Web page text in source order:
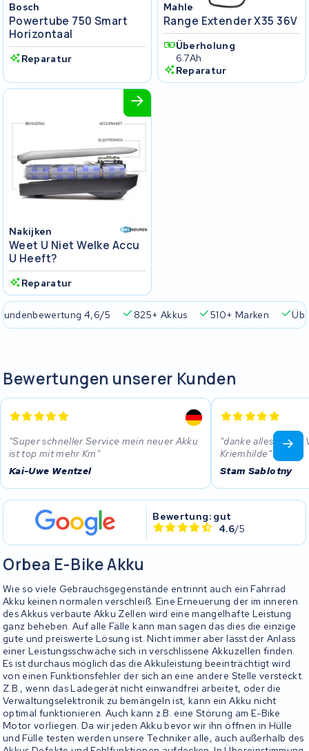
Bosch
Powertube 750 Smart
Horizontaal
Reparatur
Mahle
Range Extender X35 36V
Überholung
6.7Ah
Reparatur
Nakijken
Weet U Niet Welke Accu
U Heeft?
Reparatur
4,6/5 825+ Akkus 510+ Marken
Bewertungen unserer Kunden
Super schneller Service mein neuer Akku
ist top mit mehr Km
Kai-Uwe Wentzel
danke alles ist gut
Kriemhilde
Stam Sablotny
Bewertung: gut
4.6/5
Orbea E-Bike Akku
Wie so viele Gebrauchsgegenstände entrinnt auch ein Fahrrad
Akku keinen normalen verschleiß. Eine Erneuerung der im inneren
des Akkus verbaute Akku Zellen wird eine mangelhafte Leistung
ganz beheben. Auf alle Fälle kann man sagen das dies die einzige
gute und preiswerte Lösung ist. Nicht immer aber lässt der Anlass
einer Leistungsschwäche sich in verschlissene Akkuzellen finden.
Es ist durchaus möglich das die Akkuleistung beeinträchtigt wird
von einen Funktionsfehler der sich an eine andere Stelle versteckt.
Z.B., wenn das Ladegerät nicht einwandfrei arbeitet, oder die
Verwaltungselektronik zu bemängeln ist, kann ein Akku nicht
optimal funktionieren. Auch kann z.B. eine Störung am E-Bike
Motor vorliegen. Da wir jeden Akku bevor wir ihn öffnen in Hülle
und Fülle testen werden unsere Techniker alle, auch außerhalb des